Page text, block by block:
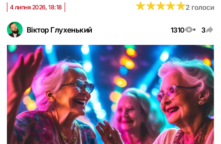
Віктор Глухенький 1310 3
4 липня 2026, 18:18 ★★★★★
★★★★★2 голоси